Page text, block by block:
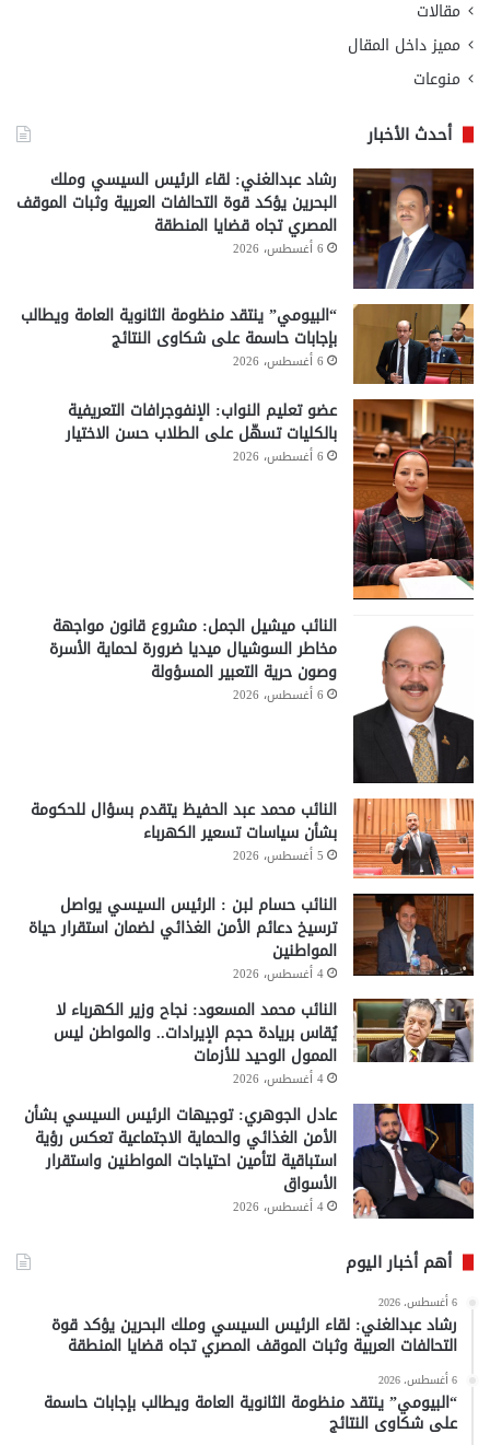
مقالات
مميز داخل المقال
منوعات
أحدث الأخبار
رشاد عبدالغني: لقاء الرئيس السيسي وملك
البحرين يؤكد قوة التحالفات العربية وثبات الموقف
المصري تجاه قضايا المنطقة
6 أغسطس، 2026
“البيومي” ينتقد منظومة الثانوية العامة ويطالب
بإجابات حاسمة على شكاوى النتائج
6 أغسطس، 2026
عضو تعليم النواب: الإنفوجرافات التعريفية
بالكليات تسهّل على الطلاب حسن الاختيار
6 أغسطس، 2026
النائب ميشيل الجمل: مشروع قانون مواجهة
مخاطر السوشيال ميديا ضرورة لحماية الأسرة
وصون حرية التعبير المسؤولة
6 أغسطس، 2026
النائب محمد عبد الحفيظ يتقدم بسؤال للحكومة
بشأن سياسات تسعير الكهرباء
5 أغسطس، 2026
النائب حسام لبن : الرئيس السيسي يواصل
ترسيخ دعائم الأمن الغذائي لضمان استقرار حياة
المواطنين
4 أغسطس، 2026
النائب محمد المسعود: نجاح وزير الكهرباء لا
يُقاس بريادة حجم الإيرادات.. والمواطن ليس
الممول الوحيد للأزمات
4 أغسطس، 2026
عادل الجوهري: توجيهات الرئيس السيسي بشأن
الأمن الغذائي والحماية الاجتماعية تعكس رؤية
استباقية لتأمين احتياجات المواطنين واستقرار
الأسواق
4 أغسطس، 2026
أهم أخبار اليوم
6 أغسطس، 2026
رشاد عبدالغني: لقاء الرئيس السيسي وملك البحرين يؤكد قوة
التحالفات العربية وثبات الموقف المصري تجاه قضايا المنطقة
6 أغسطس، 2026
“البيومي” ينتقد منظومة الثانوية العامة ويطالب بإجابات حاسمة
على شكاوى النتائج